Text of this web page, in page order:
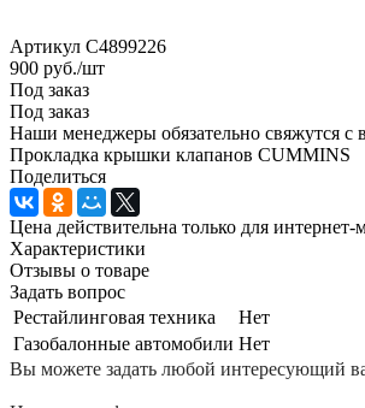
Артикул С4899226
900 руб./шт
Под заказ
Под заказ
Наши менеджеры обязательно свяжутся с
Прокладка крышки клапанов CUMMINS
Поделиться
Цена действительна только для
Характеристики
Отзывы о товаре
Задать вопрос
Рестайлинговая техника
Нет
Газобалонные автомобили Нет
Вы можете задать любой интересующий